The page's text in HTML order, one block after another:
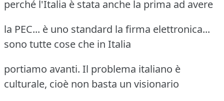
perché l'Italia è stata anche la prima ad avere
la PEC... è uno standard la firma elettronica...
sono tutte cose che in Italia
portiamo avanti. Il problema italiano è
culturale, cioè non basta un visionario